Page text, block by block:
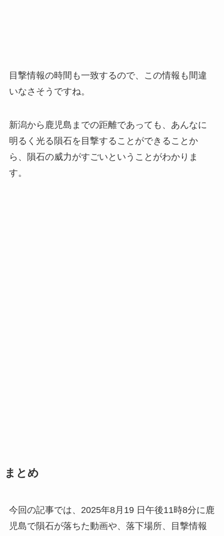
目撃情報の時間も一致するので、この情報も間違
いなさそうですね。
新潟から鹿児島までの距離であっても、あんなに
明るく光る隕石を目撃することができることか
ら、隕石の威力がすごいということがわかりま
す。
まとめ
今回の記事では、2025年8月19 日午後11時8分に鹿
児島で隕石が落ちた動画や、落下場所、目撃情報